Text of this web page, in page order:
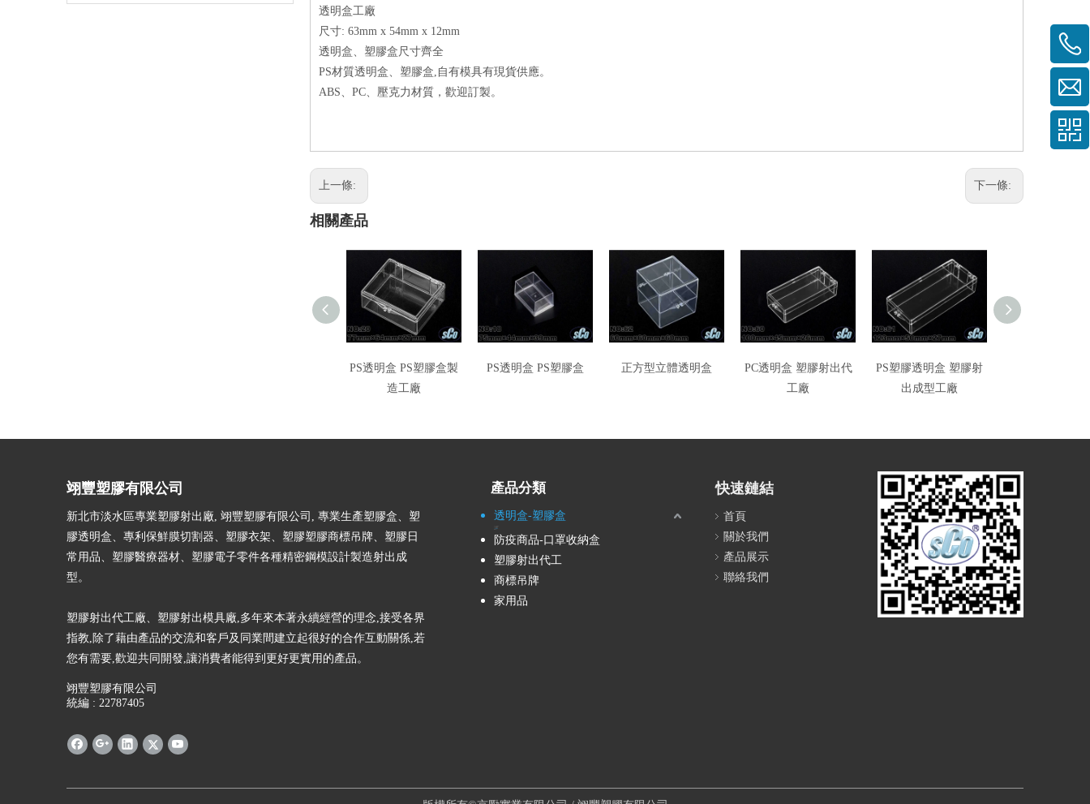
透明盒工廠
尺寸: 63mm x 54mm x 12mm
透明盒、塑膠盒尺寸齊全
PS材質透明盒、塑膠盒,自有模具有現貨供應。
ABS、PC、壓克力材質，歡迎訂製。
上一條: 下一條:
相關產品
PS透明盒 PS塑膠盒製
造工廠
PS透明盒 PS塑膠盒 正方型立體透明盒
PC透明盒 塑膠射出代
工廠
PS塑膠透明盒 塑膠射
出成型工廠
翊豐塑膠有限公司
新北市淡水區專業塑膠射出廠, 翊豐塑膠有限公司, 專業生產塑膠盒、塑
膠透明盒、專利保鮮膜切割器、塑膠衣架、塑膠塑膠商標吊牌、塑膠日
常用品、塑膠醫療器材、塑膠電子零件各種精密鋼模設計製造射出成
型。
塑膠射出代工廠、塑膠射出模具廠,多年來本著永續經營的理念,接受各界
指教,除了藉由產品的交流和客戶及同業間建立起很好的合作互動關係,若
您有需要,歡迎共同開發,讓消費者能得到更好更實用的產品。
翊豐塑膠有限公司
統編 : 22787405
產品分類
透明盒-塑膠盒
防疫商品-口罩收納盒
塑膠射出代工
商標吊牌
家用品
快速鏈結
首頁
關於我們
產品展示
聯絡我們